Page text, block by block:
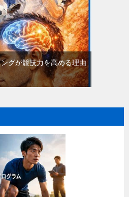
グが競技力を高める理由